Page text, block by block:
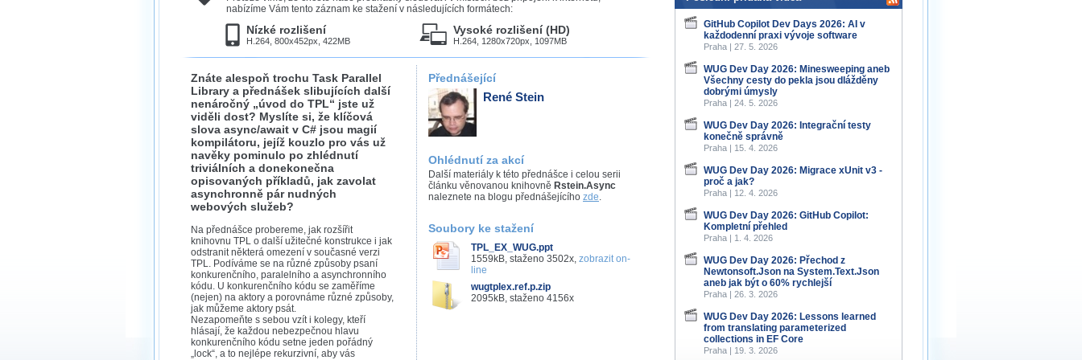
nabízíme Vám tento záznam ke stažení v následujících formátech:
Nízké rozlišení
H.264, 800x452px, 422MB
Vysoké rozlišení (HD)
H.264, 1280x720px, 1097MB
Znáte alespoň trochu Task Parallel
Library a přednášek slibujících další
nenáročný „úvod do TPL“ jste už
viděli dost? Myslíte si, že klíčová
slova async/await v C# jsou magií
kompilátoru, jejíž kouzlo pro vás už
navěky pominulo po zhlédnutí
triviálních a donekonečna
opisovaných příkladů, jak zavolat
asynchronně pár nudných
webových služeb?
Na přednášce probereme, jak rozšířit
knihovnu TPL o další užitečné konstrukce i jak
odstranit některá omezení v současné verzi
TPL. Podíváme se na různé způsoby psaní
konkurenčního, paralelního a asynchronního
kódu. U konkurenčního kódu se zaměříme
(nejen) na aktory a porovnáme různé způsoby,
jak můžeme aktory psát.
Nezapomeňte s sebou vzít i kolegy, kteří
hlásají, že každou nebezpečnou hlavu
konkurenčního kódu setne jeden pořádný
„lock“, a to nejlépe rekurzivní, aby vás
Přednášející
René Stein
Ohlédnutí za akcí
Další materiály k této přednášce i celou serii
článku věnovanou knihovně Rstein.Async
naleznete na blogu přednášejícího zde.
Soubory ke stažení
TPL_EX_WUG.ppt
1559kB, staženo 3502x, zobrazit on-
line
wugtplex.ref.p.zip
2095kB, staženo 4156x
GitHub Copilot Dev Days 2026: AI v
každodenní praxi vývoje software
Praha | 27. 5. 2026
WUG Dev Day 2026: Minesweeping aneb
Všechny cesty do pekla jsou dlážděny
dobrými úmysly
Praha | 24. 5. 2026
WUG Dev Day 2026: Integrační testy
konečně správně
Praha | 15. 4. 2026
WUG Dev Day 2026: Migrace xUnit v3 -
proč a jak?
Praha | 12. 4. 2026
WUG Dev Day 2026: GitHub Copilot:
Kompletní přehled
Praha | 1. 4. 2026
WUG Dev Day 2026: Přechod z
Newtonsoft.Json na System.Text.Json
aneb jak být o 60% rychlejší
Praha | 26. 3. 2026
WUG Dev Day 2026: Lessons learned
from translating parameterized
collections in EF Core
Praha | 19. 3. 2026